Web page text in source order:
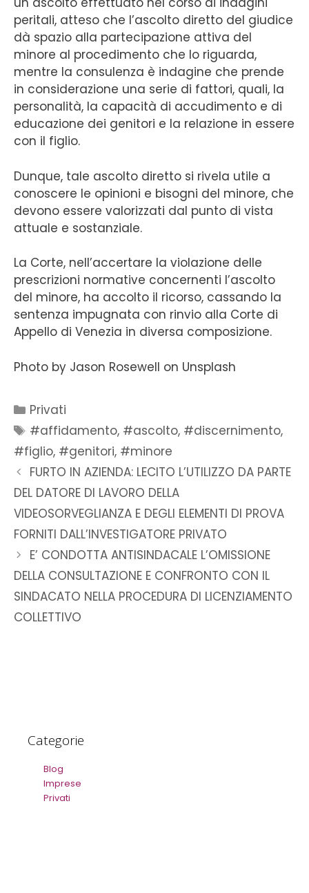
peritali, atteso che l’ascolto diretto del giudice
dà spazio alla partecipazione attiva del
minore al procedimento che lo riguarda,
mentre la consulenza è indagine che prende
in considerazione una serie di fattori, quali, la
personalità, la capacità di accudimento e di
educazione dei genitori e la relazione in essere
con il figlio.
Dunque, tale ascolto diretto si rivela utile a
conoscere le opinioni e bisogni del minore, che
devono essere valorizzati dal punto di vista
attuale e sostanziale.
La Corte, nell’accertare la violazione delle
prescrizioni normative concernenti l’ascolto
del minore, ha accolto il ricorso, cassando la
sentenza impugnata con rinvio alla Corte di
Appello di Venezia in diversa composizione.
Photo by Jason Rosewell on Unsplash
Privati
#affidamento, #ascolto, #discernimento,
#figlio, #genitori, #minore
FURTO IN AZIENDA: LECITO L’UTILIZZO DA PARTE
DEL DATORE DI LAVORO DELLA
VIDEOSORVEGLIANZA E DEGLI ELEMENTI DI PROVA
FORNITI DALL’INVESTIGATORE PRIVATO
E’ CONDOTTA ANTISINDACALE L’OMISSIONE
DELLA CONSULTAZIONE E CONFRONTO CON IL
SINDACATO NELLA PROCEDURA DI LICENZIAMENTO
COLLETTIVO
Categorie
Blog
Imprese
Privati